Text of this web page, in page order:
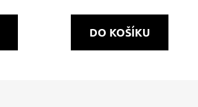
DO KOŠÍKU